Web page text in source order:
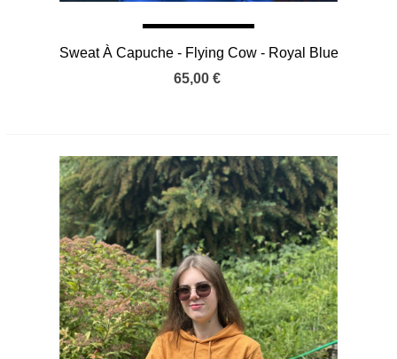
Sweat À Capuche - Flying Cow - Royal Blue
65,00 €